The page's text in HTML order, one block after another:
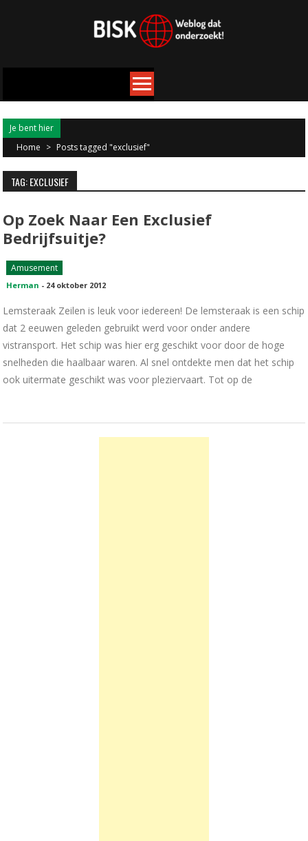
Je bent hier
Home > Posts tagged "exclusief"
TAG: EXCLUSIEF
Op Zoek Naar Een Exclusief
Bedrijfsuitje?
Amusement
Herman - 24 oktober 2012
Lemsteraak Zeilen is leuk voor iedereen! De lemsteraak is een schip
dat 2 eeuwen geleden gebruikt werd voor onder andere
vistransport. Het schip was hier erg geschikt voor door de hoge
snelheden die haalbaar waren. Al snel ontdekte men dat het schip
ook uitermate geschikt was voor pleziervaart. Tot op de